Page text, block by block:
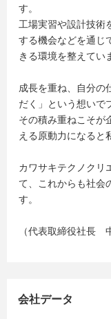
す。
工場実習や設計技術
する機会などを通じ
きる環境を整えてい
成長を重ね、自分の
だく」という想いで
その積み重ねこそが
える原動力になると
カワサキテクノクリ
て、これからも社会
す。
（代表取締役社長
会社データ